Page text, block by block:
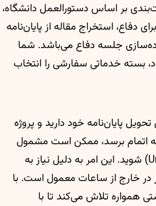
بر اساس دستورالعمل دانشگاه،
دفاع، استخراج مقاله از پایان‌نامه
جلسه دفاع می‌باشد. شما
بسته خدماتی سفارشی را انتخاب
پایان‌نامه خود دارید و پروژه
اتمام برسد، ممکن است مشمول
هزینه فوریت (Urgency Fee) شوید. این امر به دلیل نیاز به
در خارج از ساعات معمول است. با
همواره تلاش می‌کند تا با